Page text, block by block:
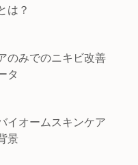
は？
のみでのニキビ改善
タ
イオームスキンケア
景